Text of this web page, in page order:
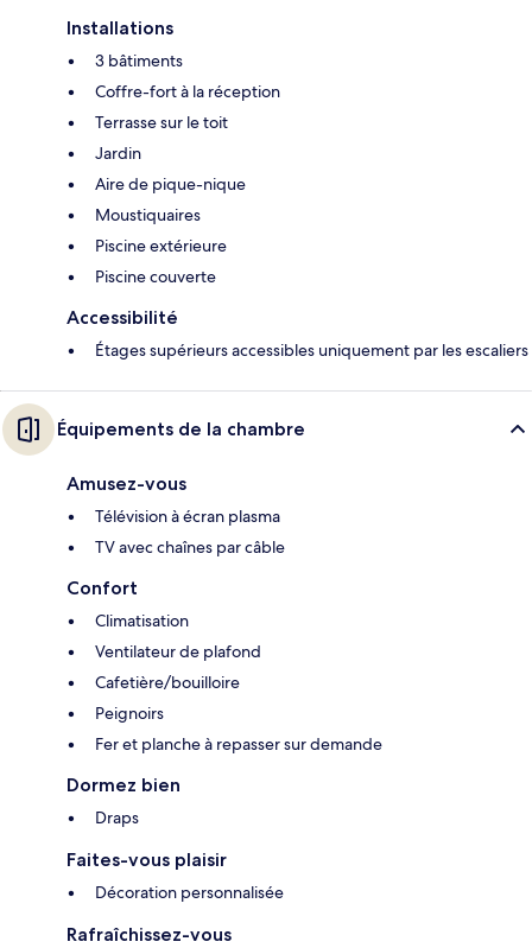
Installations
3 bâtiments
Coffre-fort à la réception
Terrasse sur le toit
Jardin
Aire de pique-nique
Moustiquaires
Piscine extérieure
Piscine couverte
Accessibilité
Étages supérieurs accessibles uniquement par les escaliers
Équipements de la chambre
Amusez-vous
Télévision à écran plasma
TV avec chaînes par câble
Confort
Climatisation
Ventilateur de plafond
Cafetière/bouilloire
Peignoirs
Fer et planche à repasser sur demande
Dormez bien
Draps
Faites-vous plaisir
Décoration personnalisée
Rafraîchissez-vous